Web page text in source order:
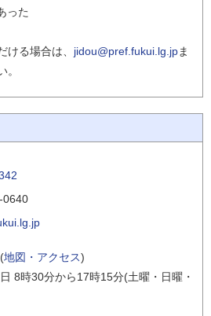
った
ける場合は、 jidou@pref.fukui.lg.jpま
。
0640
地図・アクセス)
8時30分から17時15分(土曜・日曜・